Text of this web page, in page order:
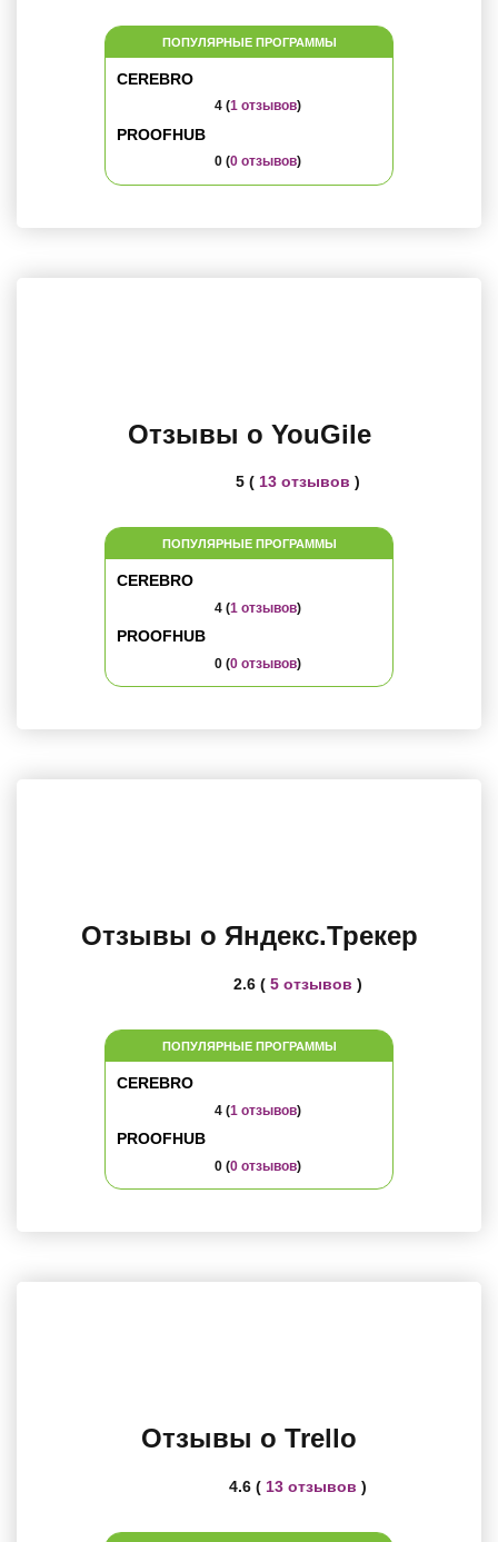
ПОПУЛЯРНЫЕ ПРОГРАММЫ
CEREBRO
4 (1 отзывов)
PROOFHUB
0 (0 отзывов)
Отзывы о YouGile
5 ( 13 отзывов )
ПОПУЛЯРНЫЕ ПРОГРАММЫ
CEREBRO
4 (1 отзывов)
PROOFHUB
0 (0 отзывов)
Отзывы о Яндекс.Трекер
2.6 ( 5 отзывов )
ПОПУЛЯРНЫЕ ПРОГРАММЫ
CEREBRO
4 (1 отзывов)
PROOFHUB
0 (0 отзывов)
Отзывы о Trello
4.6 ( 13 отзывов )